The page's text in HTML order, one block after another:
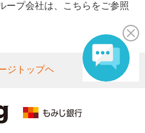
ープ会社は、こちらをご参照
ジトップヘ